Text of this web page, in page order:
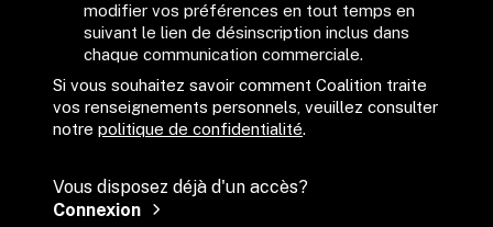
modifier vos préférences en tout temps en
suivant le lien de désinscription inclus dans
chaque communication commerciale.
Si vous souhaitez savoir comment Coalition traite
vos renseignements personnels, veuillez consulter
notre politique de confidentialité.
Vous disposez déjà d'un accès?
Connexion